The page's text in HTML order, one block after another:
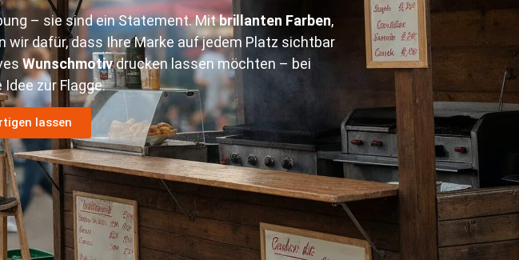
– sie sind ein Statement. Mitbrillanten Farben,
dafür, dass Ihre Marke auf jedem Platz sichtbar
Wunschmotivdrucken lassen möchten – bei
zur Flagge.
lassen